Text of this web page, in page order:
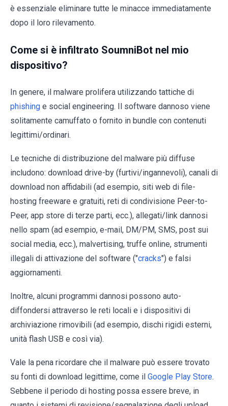
è essenziale eliminare tutte le minacce immediatamente
dopo il loro rilevamento.
Come si è infiltrato SoumniBot nel mio
dispositivo?
In genere, il malware prolifera utilizzando tattiche di
phishing e social engineering. Il software dannoso viene
solitamente camuffato o fornito in bundle con contenuti
legittimi/ordinari.
Le tecniche di distribuzione del malware più diffuse
includono: download drive-by (furtivi/ingannevoli), canali di
download non affidabili (ad esempio, siti web di file-
hosting freeware e gratuiti, reti di condivisione Peer-to-
Peer, app store di terze parti, ecc.), allegati/link dannosi
nello spam (ad esempio, e-mail, DM/PM, SMS, post sui
social media, ecc.), malvertising, truffe online, strumenti
illegali di attivazione del software ("cracks") e falsi
aggiornamenti.
Inoltre, alcuni programmi dannosi possono auto-
diffondersi attraverso le reti locali e i dispositivi di
archiviazione rimovibili (ad esempio, dischi rigidi esterni,
unità flash USB e così via).
Vale la pena ricordare che il malware può essere trovato
su fonti di download legittime, come il Google Play Store.
Sebbene il periodo di hosting possa essere breve, in